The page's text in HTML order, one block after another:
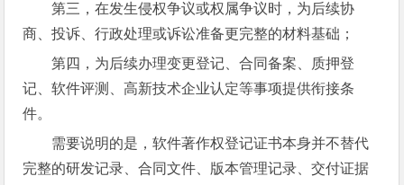
第三，在发生侵权争议或权属争议时，为后续协
商、投诉、行政处理或诉讼准备更完整的材料基础；
第四，为后续办理变更登记、合同备案、质押登
记、软件评测、高新技术企业认定等事项提供衔接条
件。
需要说明的是，软件著作权登记证书本身并不替代
完整的研发记录、合同文件、版本管理记录、交付证据